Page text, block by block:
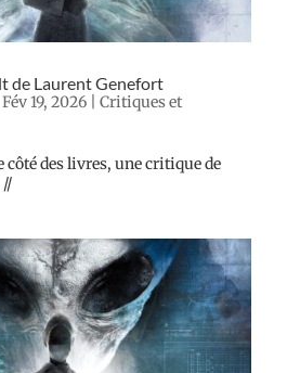
de Laurent Genefort
Fév 19, 2026| Critiques et
côté des livres, une critique de